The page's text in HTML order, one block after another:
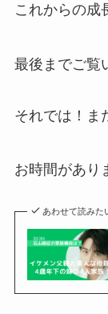
これからの成
最後までご覧
それでは！ま
お時間があり
あわせて読みた